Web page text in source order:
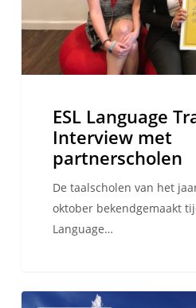
ESL Language
Interview met
partnerscholen
De taalscholen van het
oktober bekendgemaakt
Language…